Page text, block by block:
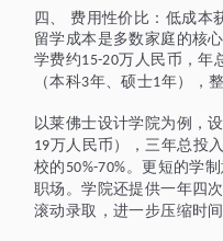
四、
费用性价比：低成本
留学成本是多数家庭的核
学费约15-20万人民币，年
（本科3年、硕士1年），
以莱佛士设计学院为例，
19万人民币），三年总投
校的 50%-70% 。更短的学
职场。学院还提供一年四
滚动录取，进一步压缩时间